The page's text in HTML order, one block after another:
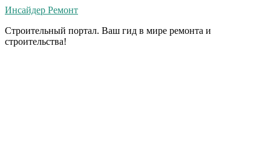
Инсайдер Ремонт
Строительный портал. Ваш гид в мире ремонта и
строительства!